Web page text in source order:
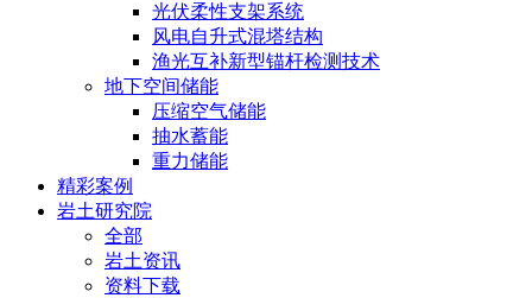
光伏柔性支架系统
风电自升式混塔结构
渔光互补新型锚杆检测技术
地下空间储能
压缩空气储能
抽水蓄能
重力储能
精彩案例
岩土研究院
全部
岩土资讯
资料下载